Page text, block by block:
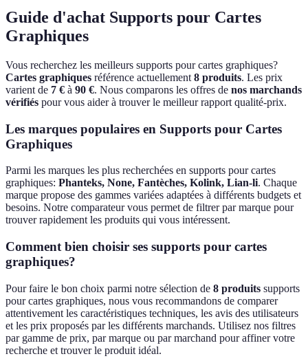
Guide d'achat Supports pour Cartes
Graphiques
Vous recherchez les meilleurs supports pour cartes graphiques?
Cartes graphiques référence actuellement 8 produits. Les prix
varient de 7 € à 90 €. Nous comparons les offres de nos marchands
vérifiés pour vous aider à trouver le meilleur rapport qualité-prix.
Les marques populaires en Supports pour Cartes
Graphiques
Parmi les marques les plus recherchées en supports pour cartes
graphiques: Phanteks, None, Fantèches, Kolink, Lian-li. Chaque
marque propose des gammes variées adaptées à différents budgets et
besoins. Notre comparateur vous permet de filtrer par marque pour
trouver rapidement les produits qui vous intéressent.
Comment bien choisir ses supports pour cartes
graphiques?
Pour faire le bon choix parmi notre sélection de 8 produits supports
pour cartes graphiques, nous vous recommandons de comparer
attentivement les caractéristiques techniques, les avis des utilisateurs
et les prix proposés par les différents marchands. Utilisez nos filtres
par gamme de prix, par marque ou par marchand pour affiner votre
recherche et trouver le produit idéal.